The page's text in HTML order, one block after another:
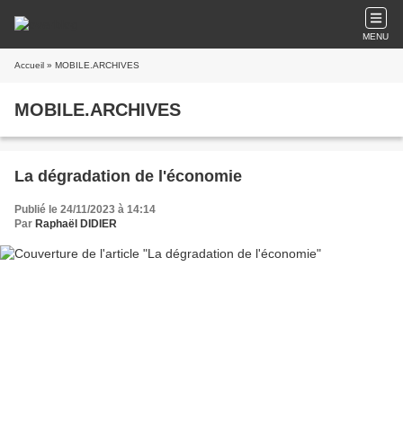
MENU
Accueil » MOBILE.ARCHIVES
MOBILE.ARCHIVES
La dégradation de l'économie
Publié le 24/11/2023 à 14:14
Par Raphaël DIDIER